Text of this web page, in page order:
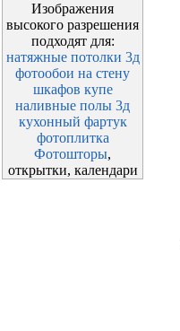
Изображения
высокого разрешения
подходят для:
натяжные потолки 3д
фотообои на стену
шкафов купе
наливные полы 3д
кухонный фартук
фотоплитка
Фотошторы,
открытки, календари